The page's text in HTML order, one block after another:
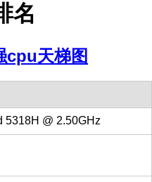
名
cpu天梯图
5318H @ 2.50GHz